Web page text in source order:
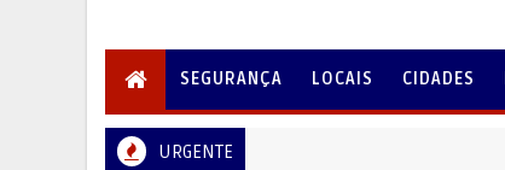
SEGURANÇA LOCAIS CIDADES
URGENTE